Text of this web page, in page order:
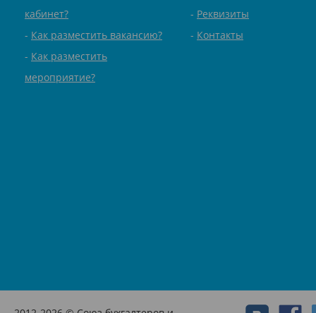
кабинет?
Как разместить вакансию?
Как разместить
мероприятие?
Реквизиты
Контакты